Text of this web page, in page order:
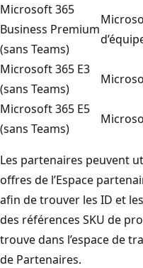
Microsoft 365
Business Premium
(sans Teams)
Microsoft 365 E3
(sans Teams)
Microsoft 365 E5
(sans Teams)
Les partenaires peuvent
offres de l’Espace
afin de trouver les ID et
des références SKU de
trouve dans l’espace de
de Partenaires.